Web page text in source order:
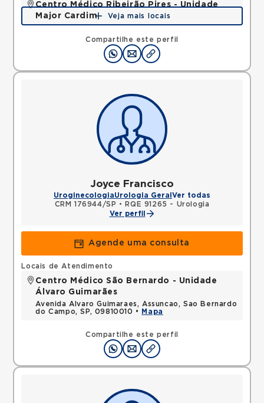
Compartilhe este perfil
Centro Médico Ribeirão Pires - Unidade
Major Cardim
Rua Major Cardim, Suissa, Ribeirao Pires, SP,
Mapa
Veja mais locais
Joyce Francisco
UroginecologiaUrologia Geral Ver todas
CRM 176944/SP •
RQE 91265 - Urologia
Ver perfil
Agende uma consulta
Compartilhe este perfil
Locais de Atendimento
Centro Médico São Bernardo - Unidade
Álvaro Guimarães
Avenida Alvaro Guimaraes, Assuncao, Sao Bernardo
do Campo, SP, 09810010 •
Mapa